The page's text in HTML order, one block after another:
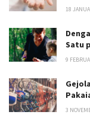
18
Satu
9
3